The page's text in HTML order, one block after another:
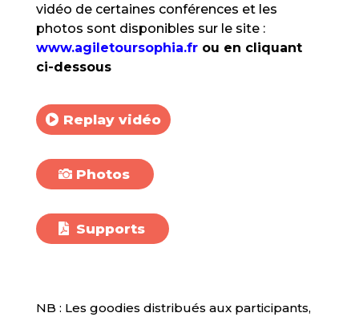
vidéo de certaines conférences et les
photos sont disponibles sur le site :
www.agiletoursophia.frou en cliquant
ci-dessous
Replay vidéo
Photos
Supports
NB : Les goodies distribués aux participants,